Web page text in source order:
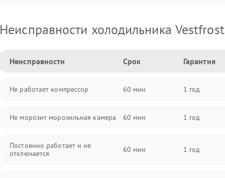
Неисправности холодильника Vestfrost
Неисправности Срок Гарантия
Не работает компрессор 60 мин 1 год
Не морозит морозильная камера 60 мин 1 год
Постоянно работает и не
отключается
60 мин 1 год